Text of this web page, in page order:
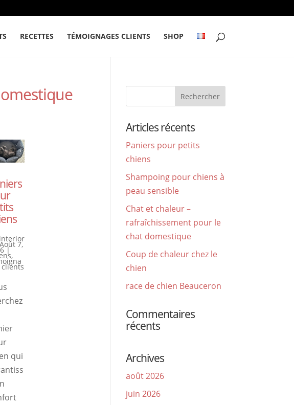
RECETTES TÉMOIGNAGES CLIENTS SHOP
Août 7,
|
,
clients
qui
Articles récents
Paniers pour petits
chiens
Shampoing pour chiens à
peau sensible
Chat et chaleur –
rafraîchissement pour le
chat domestique
Coup de chaleur chez le
chien
race de chien Beauceron
Commentaires
récents
Archives
août 2026
juin 2026